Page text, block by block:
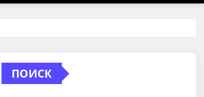
ПОИСК